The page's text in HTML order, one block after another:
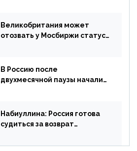
апреля
Великобритания может
отозвать у Мосбиржи статус
В Россию после
двухмесячной паузы начали
Набиуллина: Россия готова
судиться за возврат
страны